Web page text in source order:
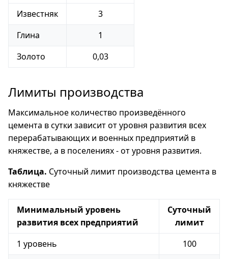
Известняк
3
Глина
1
Золото
0,03
Лимиты производства
Максимальное количество произведённого
цемента в сутки зависит от уровня развития всех
перерабатывающих и военных предприятий в
княжестве, а в поселениях - от уровня развития.
Таблица. Суточный лимит производства цемента в
княжестве
Минимальный уровень
развития всех предприятий
Суточный
лимит
1 уровень
100